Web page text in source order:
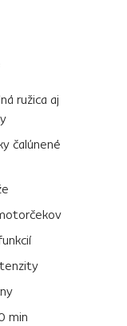
ružica aj
čalúnené
min